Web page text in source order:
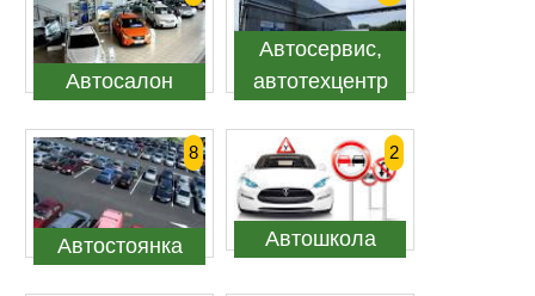
Автосалон
Автосервис,
автотехцентр
Автостоянка
8
Автошкола
2